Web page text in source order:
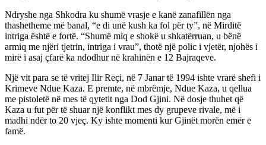
Ndryshe nga Shkodra ku shumë vrasje e kanë zanafillën nga
thashetheme më banal, “e di unë kush ka fol për ty”, në Mirditë
intriga është e fortë. “Shumë miq e shokë u shkatërruan, u bënë
armiq me njëri tjetrin, intriga i vrau”, thotë një polic i vjetër, njohës i
mirë i asaj çfarë ka ndodhur në krahinën e 12 Bajraqeve.
Një vit para se të vritej Ilir Reçi, në 7 Janar të 1994 ishte vrarë shefi i
Krimeve Ndue Kaza. E premte, në mbrëmje, Ndue Kaza, u qellua
me pistoletë në mes të qytetit nga Dod Gjini. Në dosje thuhet që
Kaza u fut për të shuar një konflikt mes dy grupeve rivale, më i
madhi ndër to 20 vjeç. Ky ishte momenti kur Gjinët morën emër e
famë.